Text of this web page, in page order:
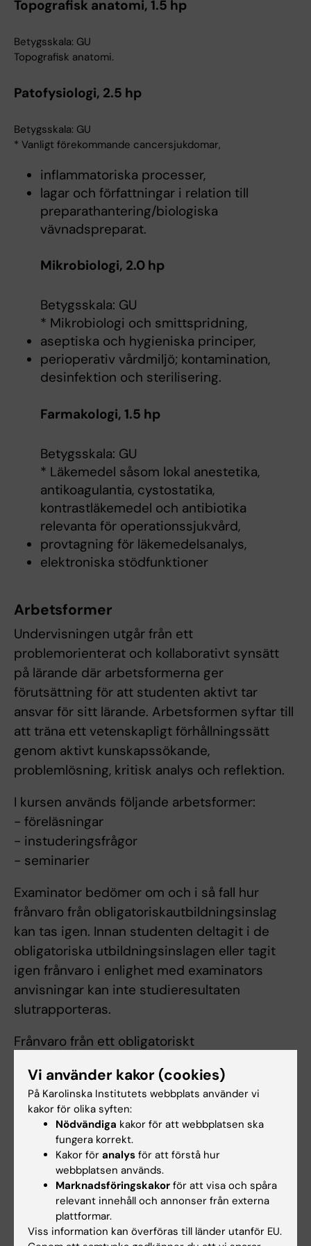
Topografisk anatomi, 1.5 hp
Betygsskala: GU
Topografisk anatomi.
Patofysiologi, 2.5 hp
Betygsskala: GU
* Vanligt förekommande cancersjukdomar,
inflammatoriska processer,
lagar och författningar i relation till
preparathantering/biologiska
vävnadspreparat.
Mikrobiologi, 2.0 hp
Betygsskala: GU
* Mikrobiologi och smittspridning,
aseptiska och hygieniska principer,
perioperativ vårdmiljö; kontamination,
desinfektion och sterilisering.
Farmakologi, 1.5 hp
Betygsskala: GU
* Läkemedel såsom lokal anestetika,
antikoagulantia, cystostatika,
kontrastläkemedel och antibiotika
relevanta för operationssjukvård,
provtagning för läkemedelsanalys,
elektroniska stödfunktioner
Arbetsformer
Undervisningen utgår från ett
problemorienterat och kollaborativt synsätt
på lärande där arbetsformerna ger
förutsättning för att studenten aktivt tar
ansvar för sitt lärande. Arbetsformen syftar till
att träna ett vetenskapligt förhållningssätt
genom aktivt kunskapssökande,
problemlösning, kritisk analys och reflektion.
I kursen används följande arbetsformer:
- föreläsningar
- instuderingsfrågor
- seminarier
Examinator bedömer om och i så fall hur
frånvaro från obligatoriskautbildningsinslag
kan tas igen. Innan studenten deltagit i de
obligatoriska utbildningsinslagen eller tagit
igen frånvaro i enlighet med examinators
anvisningar kan inte studieresultaten
slutrapporteras.
Frånvaro från ett obligatoriskt
studerande inte kan ta igen tillfället förrän
nästa gång kursen ges.
Examination
Samtliga kursmoment examineras med
skriftlig individuell tentamen
Student som ej är godkänd efter ordinarie
Vi använder kakor (cookies)
På Karolinska Institutets webbplats använder vi
kakor för olika syften:
Nödvändiga kakor för att webbplatsen ska
fungera korrekt.
Kakor för analys för att förstå hur
webbplatsen används.
Marknadsföringskakor för att visa och spåra
relevant innehåll och annonser från externa
plattformar.
Viss information kan överföras till länder utanför EU.